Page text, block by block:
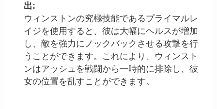
出:
ウィンストンの究極技能であるプライマルレ
イジを使用すると、彼は大幅にヘルスが増加
し、敵を強力にノックバックさせる攻撃を行
うことができます。これにより、ウィンスト
ンはアッシュを戦闘から一時的に排除し、彼
女の位置を乱すことができます。